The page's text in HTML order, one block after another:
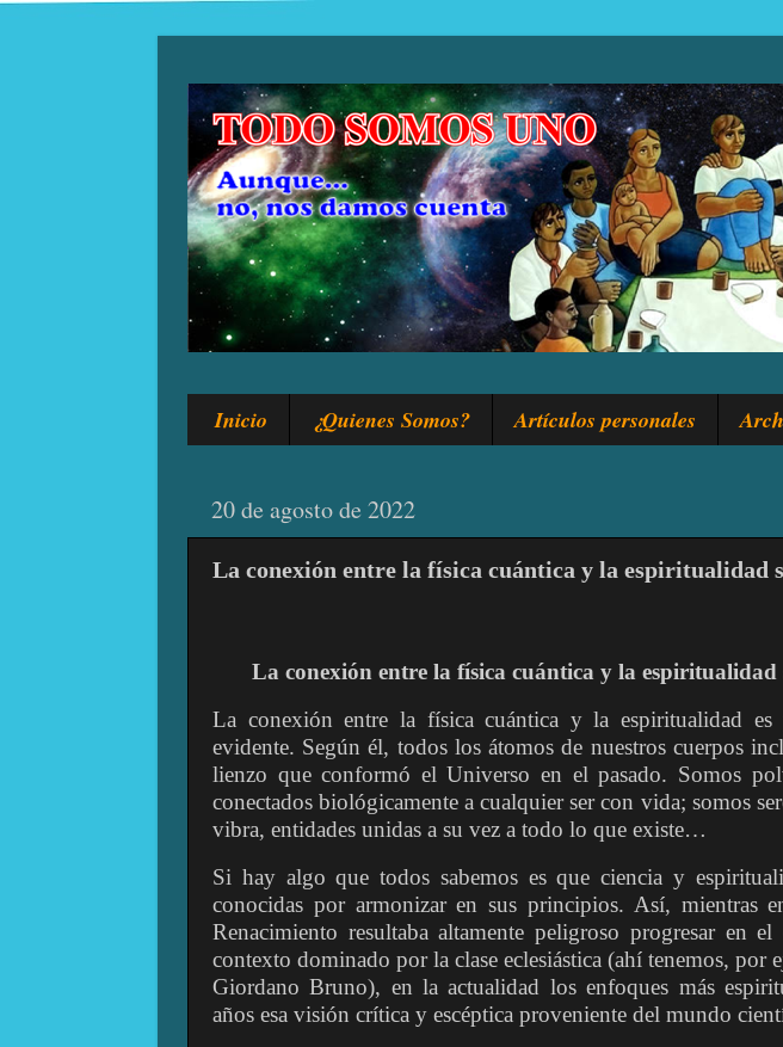
Inicio ¿Quienes Somos? Artículos personales
20 de agosto de 2022
La conexión entre la física cuántica y la espiritualidad
La conexión entre la física cuántica y la
La conexión entre la física cuántica y la espiritualidad
evidente. Según él, todos los átomos de nuestros cuerpos
lienzo que conformó el Universo en el pasado. Somos
conectados biológicamente a cualquier ser con vida; somos
vibra, entidades unidas a su vez a todo lo que existe…
Si hay algo que todos sabemos es que ciencia y
conocidas por armonizar en sus principios. Así, mientras
Renacimiento resultaba altamente peligroso progresar en
contexto dominado por la clase eclesiástica (ahí tenemos, por
Giordano Bruno), en la actualidad los enfoques más
años esa visión crítica y escéptica proveniente del mundo